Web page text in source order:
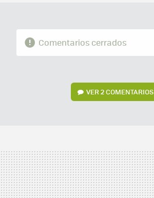
Comentarios cerrados
VER2 COMENTARIOS